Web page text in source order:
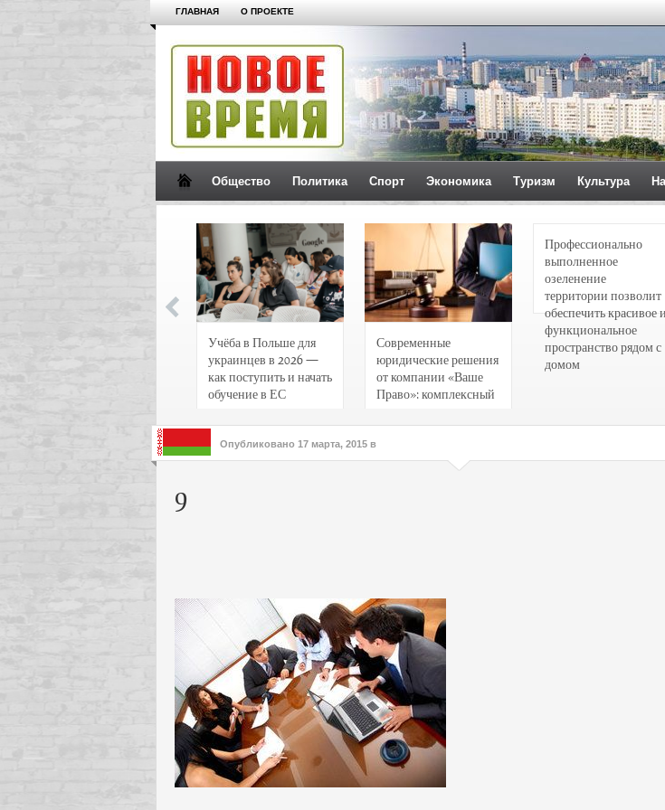
ГЛАВНАЯ О ПРОЕКТЕ
Общество Политика Спорт Экономика Туризм Культура
Учёба в Польше для
украинцев в 2026 —
как поступить и начать
обучение в ЕС
Современные
юридические решения
от компании «Ваше
Право»: комплексный
интересов клиентов
Профессионально
выполненное
озеленение
территории позволит
обеспечить красивое и
функциональное
пространство рядом с
домом
Опубликовано 17 марта, 2015 в
9